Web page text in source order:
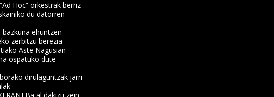
Hoc” orkestrak berriz
du datorren
bazkuna ehuntzen
zerbitzu berezia
Aste Nagusian
ospatuko dute
dirulaguntzak jarri